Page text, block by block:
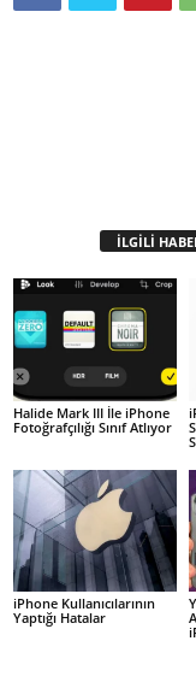
İLGİLİ
Halide Mark III İle iPhone
Fotoğrafçılığı Sınıf Atlıyor
iPhone Kullanıcılarının
Yaptığı Hatalar